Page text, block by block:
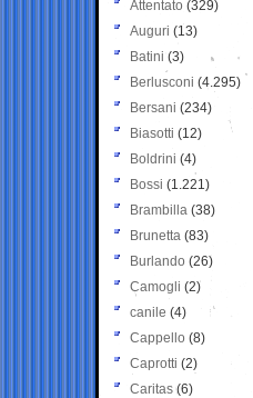
Attentato (329)
Auguri (13)
Batini (3)
Berlusconi (4.295)
Bersani (234)
Biasotti (12)
Boldrini (4)
Bossi (1.221)
Brambilla (38)
Brunetta (83)
Burlando (26)
Camogli (2)
canile (4)
Cappello (8)
Caprotti (2)
Caritas (6)